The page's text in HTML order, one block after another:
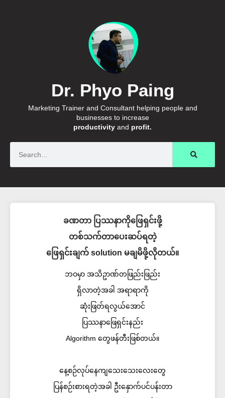
Dr. Phyo Paing
Marketing Trainer and Consultant helping people and
businesses to increase
productivity and profit.
ခဏတာ ပြဿနာကိုဖြေရှင်းဖို့
တစ်သက်တာပေးဆပ်ရတဲ့
ဖြေရှင်းချက် solution မချမိဖို့လိုတယ်။
ဘဝမှာ အသိဥာဏ်တဖြည်းဖြည်း
ရှိလာတဲ့အခါ အရာရာကို
ဆုံးဖြတ်ရလွယ်အောင်
ပြဿနာဖြေရှင်းနည်း
Algorithm တွေဖန်တီးဖြစ်တယ်။
နေ့စဉ်လုပ်နေကျသေးသေးလေးတွေ
ပြန်စဉ်းစားရတဲ့အခါ ဦးနှောက်ပင်ပန်းတာ